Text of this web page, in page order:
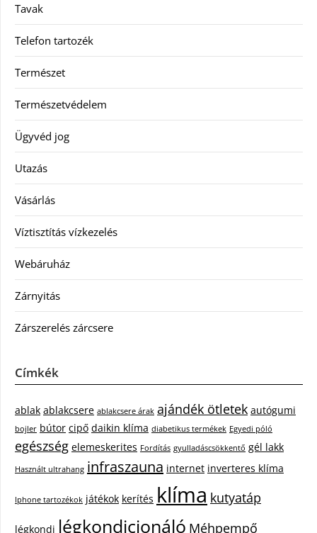
Tavak
Telefon tartozék
Természet
Természetvédelem
Ügyvéd jog
Utazás
Vásárlás
Víztisztítás vízkezelés
Webáruház
Zárnyitás
Zárszerelés zárcsere
Címkék
ablak ablakcsere ablakcsere árak ajándék ötletek autógumi
bojler bútor cipő daikin klíma diabetikus termékek Egyedi póló
egészség elemeskerites Fordítás gyulladáscsökkentő gél lakk
Használt ultrahang infraszauna internet inverteres klíma
Iphone tartozékok játékok kerítés klíma kutyatáp
légkondi légkondicionáló Méhpempő